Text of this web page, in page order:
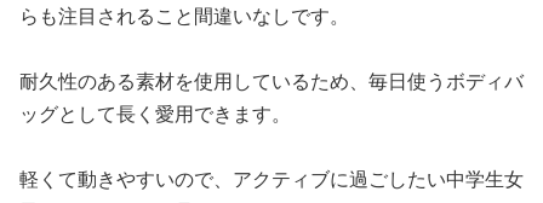
らも注目されること間違いなしです。
耐久性のある素材を使用しているため、毎日使うボディバ
ッグとして長く愛用できます。
軽くて動きやすいので、アクティブに過ごしたい中学生女